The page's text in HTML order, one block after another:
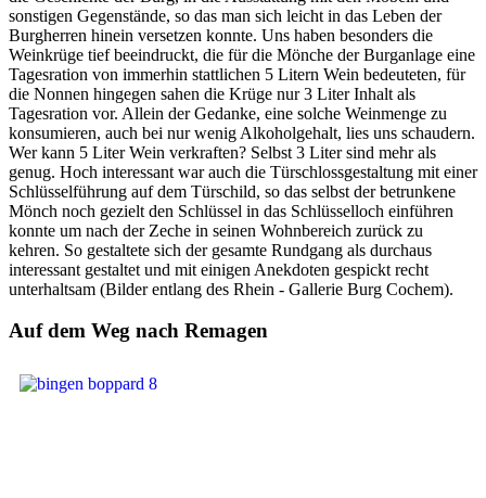
sonstigen Gegenstände, so das man sich leicht in das Leben der
Burgherren hinein versetzen konnte. Uns haben besonders die
Weinkrüge tief beeindruckt, die für die Mönche der Burganlage eine
Tagesration von immerhin stattlichen 5 Litern Wein bedeuteten, für
die Nonnen hingegen sahen die Krüge nur 3 Liter Inhalt als
Tagesration vor. Allein der Gedanke, eine solche Weinmenge zu
konsumieren, auch bei nur wenig Alkoholgehalt, lies uns schaudern.
Wer kann 5 Liter Wein verkraften? Selbst 3 Liter sind mehr als
genug. Hoch interessant war auch die Türschlossgestaltung mit einer
Schlüsselführung auf dem Türschild, so das selbst der betrunkene
Mönch noch gezielt den Schlüssel in das Schlüsselloch einführen
konnte um nach der Zeche in seinen Wohnbereich zurück zu
kehren. So gestaltete sich der gesamte Rundgang als durchaus
interessant gestaltet und mit einigen Anekdoten gespickt recht
unterhaltsam (Bilder entlang des Rhein - Gallerie Burg Cochem).
Auf dem Weg nach Remagen